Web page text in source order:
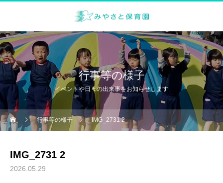
行事等の様子
イベントや日々の出来事をお知らせします
行事等の様子 IMG_2731 2
IMG_2731 2
2026.05.29